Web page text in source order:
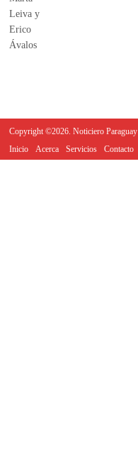
Copyright ©2026. Noticiero Paraguay
Inicio
Acerca Servicios Contacto